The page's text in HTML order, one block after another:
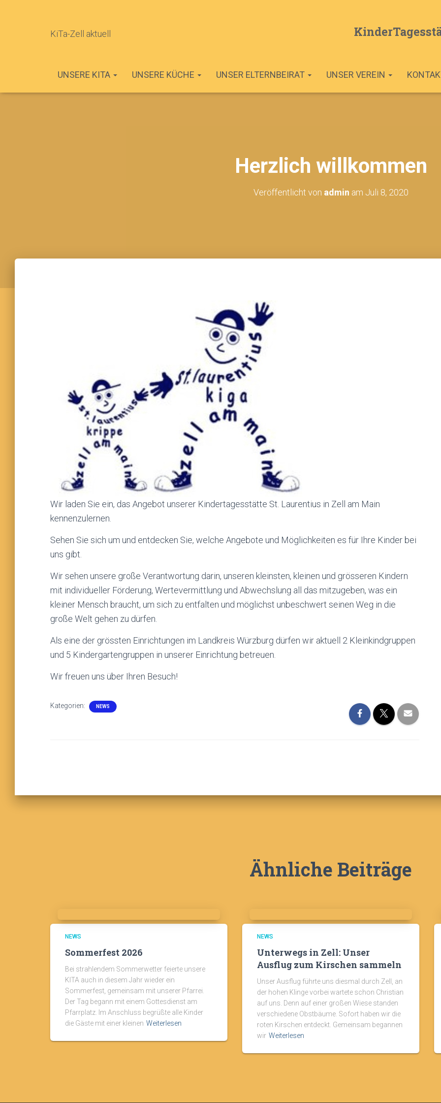
KiTa-Zell aktuell
UNSERE KITA UNSERE KÜCHE UNSER ELTERNBEIRAT UNSER VEREIN
Herzlich willkommen
Veröffentlicht von admin am Juli 8, 2020
Wir laden Sie ein, das Angebot unserer Kindertagesstätte St. Laurentius in Zell am Main
kennenzulernen.
Sehen Sie sich um und entdecken Sie, welche Angebote und Möglichkeiten es für Ihre Kinder bei
uns gibt.
Wir sehen unsere große Verantwortung darin, unseren kleinsten, kleinen und grösseren Kindern
mit individueller Förderung, Wertevermittlung und Abwechslung all das mitzugeben, was ein
kleiner Mensch braucht, um sich zu entfalten und möglichst unbeschwert seinen Weg in die
große Welt gehen zu dürfen.
Als eine der grössten Einrichtungen im Landkreis Würzburg dürfen wir aktuell 2 Kleinkindgruppen
und 5 Kindergartengruppen in unserer Einrichtung betreuen.
Wir freuen uns über Ihren Besuch!
Kategorien: NEWS
Ähnliche Beiträge
NEWS
Sommerfest 2026
Bei strahlendem Sommerwetter feierte unsere
KITA auch in diesem Jahr wieder ein
Sommerfest, gemeinsam mit unserer Pfarrei.
Der Tag begann mit einem Gottesdienst am
Pfarrplatz. Im Anschluss begrüßte alle Kinder
die Gäste mit einer kleinen Weiterlesen
NEWS
Unterwegs in Zell: Unser
Ausflug zum Kirschen sammeln
Unser Ausflug führte uns diesmal durch Zell, an
der hohen Klinge vorbei wartete schon Christian
auf uns. Denn auf einer großen Wiese standen
verschiedene Obstbäume. Sofort haben wir die
roten Kirschen entdeckt. Gemeinsam begannen
wir Weiterlesen